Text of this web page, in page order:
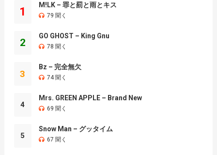
1
M!LK – 罪と罰と雨とキス
79 聞く
2
GO GHOST – King Gnu
78 聞く
3
Bz – 完全無欠
74 聞く
4
Mrs. GREEN APPLE – Brand New
69 聞く
5
Snow Man – グッタイム
67 聞く